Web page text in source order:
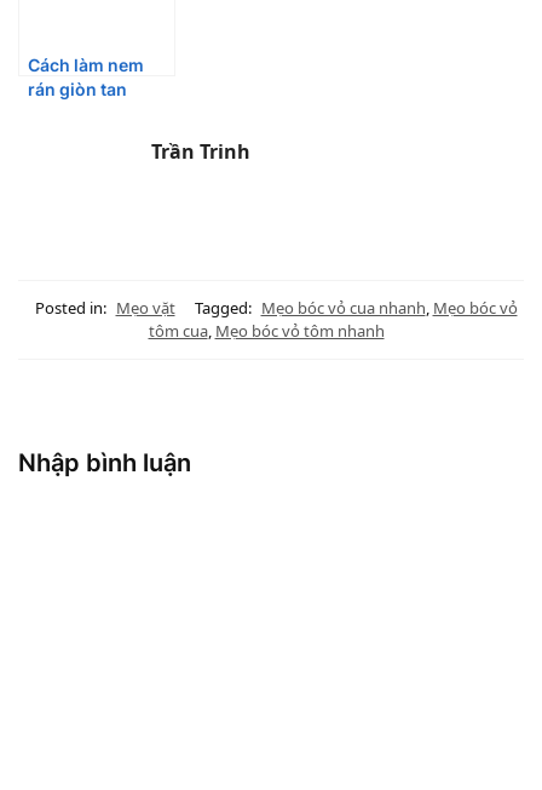
Cách làm nem
rán giòn tan
Trần Trinh
Posted in: Mẹo vặt Tagged: Mẹo bóc vỏ cua nhanh, Mẹo bóc vỏ
tôm cua, Mẹo bóc vỏ tôm nhanh
Nhập bình luận